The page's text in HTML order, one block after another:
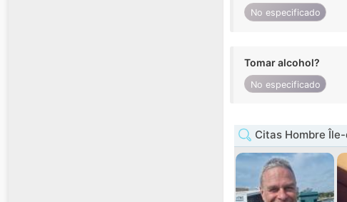
No especificado
Tomar alcohol?
No especificado
Citas Hombre